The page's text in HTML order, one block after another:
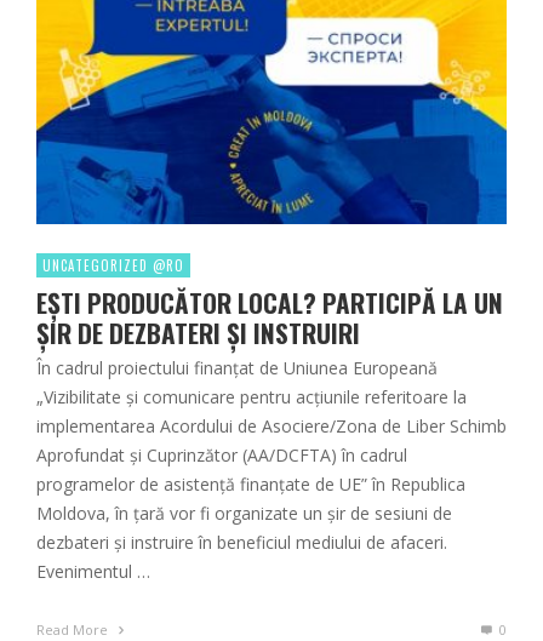
UNCATEGORIZED @RO
EȘTI PRODUCĂTOR LOCAL? PARTICIPĂ LA UN
ȘIR DE DEZBATERI ȘI INSTRUIRI
În cadrul proiectului finanțat de Uniunea Europeană
„Vizibilitate și comunicare pentru acțiunile referitoare la
implementarea Acordului de Asociere/Zona de Liber Schimb
Aprofundat și Cuprinzător (AA/DCFTA) în cadrul
programelor de asistență finanțate de UE” în Republica
Moldova, în țară vor fi organizate un șir de sesiuni de
dezbateri și instruire în beneficiul mediului de afaceri.
Evenimentul …
Read More 0